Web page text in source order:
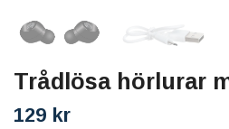
Trådlösa hörlurar
129 kr